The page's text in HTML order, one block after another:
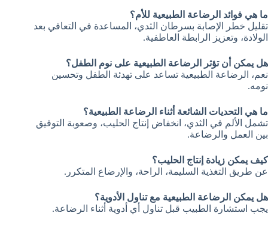
ما هي فوائد الرضاعة الطبيعية للأم؟
تقليل خطر الإصابة بسرطان الثدي، المساعدة في التعافي بعد
الولادة، وتعزيز الرابطة العاطفية.
هل يمكن أن تؤثر الرضاعة الطبيعية على نوم الطفل؟
نعم، الرضاعة الطبيعية تساعد على تهدئة الطفل وتحسين
نومه.
ما هي التحديات الشائعة أثناء الرضاعة الطبيعية؟
تشمل الألم في الثدي، انخفاض إنتاج الحليب، وصعوبة التوفيق
بين العمل والرضاعة.
كيف يمكن زيادة إنتاج الحليب؟
عن طريق التغذية السليمة، الراحة، والإرضاع المتكرر.
هل يمكن الرضاعة الطبيعية مع تناول الأدوية؟
يجب استشارة الطبيب قبل تناول أي أدوية أثناء الرضاعة.